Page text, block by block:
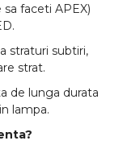
faceti APEX)
straturi subtiri,
strat.
de lunga durata
lampa.